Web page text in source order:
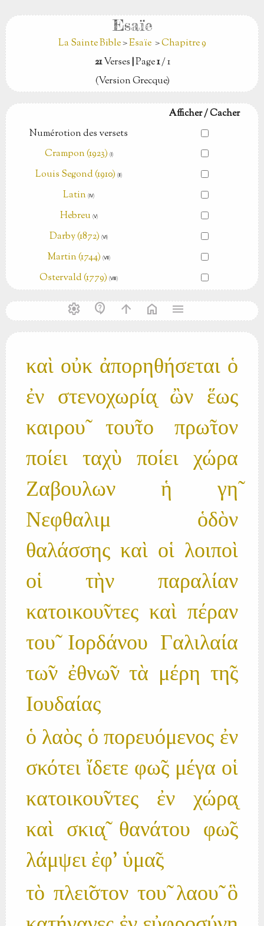
Esaïe
La Sainte Bible>Esaïe >Chapitre 9
21Verses|Page1/ 1
(Version Grecque)
Afficher / Cacher
Numérotion des versets
Crampon (1923) (Ⅰ)
Louis Segond (1910) (Ⅱ)
Latin (Ⅳ)
Hebreu (Ⅴ)
Darby (1872) (Ⅵ)
Martin (1744) (Ⅶ)
Ostervald (1779) (Ⅷ)
settings contact_support arrow_upward home menu
καὶ οὐκ ἀπορηθήσεται ὁ
ἐν στενοχωρία̨ ὢν ἕως
καιρου̃ του̃το πρω̃τον
ποίει ταχὺ ποίει χώρα
Ζαβουλων ἡ γη̃
Νεφθαλιμ ὁδὸν
θαλάσσης καὶ οἱ λοιποὶ
οἱ τὴν παραλίαν
κατοικου̃ντες καὶ πέραν
του̃ Ιορδάνου Γαλιλαία
τω̃ν ἐθνω̃ν τὰ μέρη τη̃ς
Ιουδαίας
ὁ λαὸς ὁ πορευόμενος ἐν
σκότει ἴδετε φω̃ς μέγα οἱ
κατοικου̃ντες ἐν χώρα̨
καὶ σκια̨̃ θανάτου φω̃ς
λάμψει ἐφ' ὑμα̃ς
τὸ πλει̃στον του̃ λαου̃ ὃ